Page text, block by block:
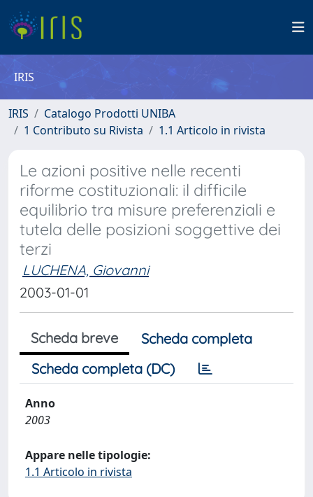
IRIS
IRIS
Catalogo Prodotti UNIBA
1 Contributo su Rivista
1.1 Articolo in rivista
Le azioni positive nelle recenti
riforme costituzionali: il difficile
equilibrio tra misure preferenziali e
tutela delle posizioni soggettive dei
terzi
LUCHENA, Giovanni
2003-01-01
Scheda breve
Scheda completa
Scheda completa (DC)
Anno
2003
Appare nelle tipologie:
1.1 Articolo in rivista